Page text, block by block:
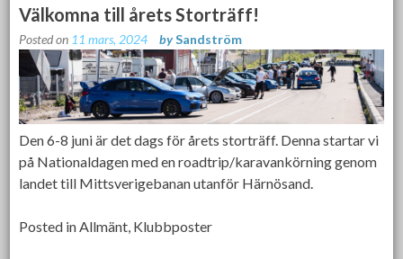
Välkomna till årets Storträff!
Posted on 11 mars, 2024 bySandström
Den 6-8 juni är det dags för årets storträff. Denna startar vi
på Nationaldagen med en roadtrip/karavankörning genom
landet till Mittsverigebanan utanför Härnösand.
Posted inAllmänt, Klubbposter